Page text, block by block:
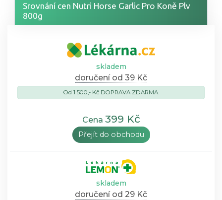
Srovnání cen Nutri Horse Garlic Pro Koně Plv
800g
skladem
doručení od 39 Kč
Od 1 500,- Kč DOPRAVA ZDARMA.
Cena 399 Kč
Přejít do obchodu
skladem
doručení od 29 Kč